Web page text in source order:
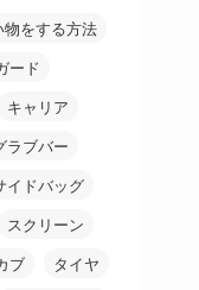
物をする方法
ード
キャリア
ラブバー
イドバッグ
スクリーン
ブ
タイヤ